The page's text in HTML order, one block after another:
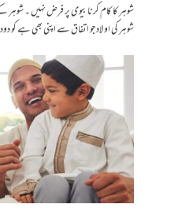
شوہر کا کام کرنا بیوی پر فرض نہیں ۔ شوہر
شوہر کی اولاد جو اتفاق سے اپنی بھی ہے کو